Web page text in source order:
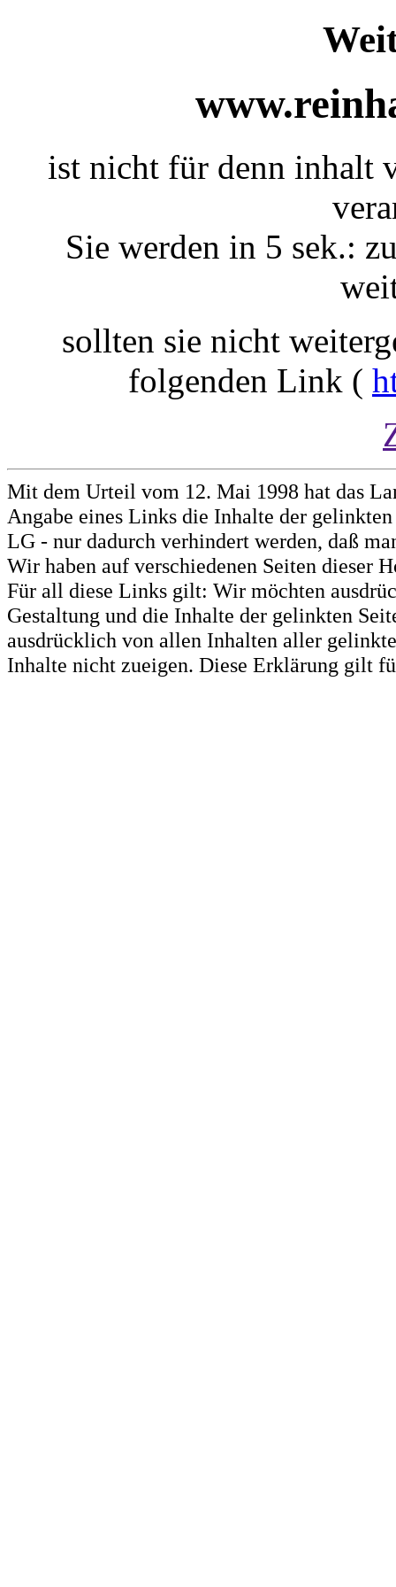
ist nicht für denn inhalt
Sie werden in 5 sek.:
sollten sie nicht
folgenden Link (
Mit dem Urteil vom 12. Mai 1998 hat das
Angabe eines Links die Inhalte der
LG - nur dadurch verhindert werden, daß
Wir haben auf verschiedenen Seiten dieser
Für all diese Links gilt: Wir möchten
Gestaltung und die Inhalte der gelinkten
ausdrücklich von allen Inhalten aller
Inhalte nicht zueigen. Diese Erklärung gilt